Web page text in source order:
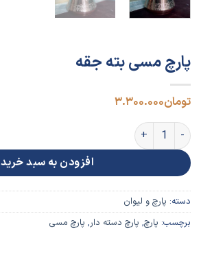
پارچ مسی بته جقه
تومان۳.۳۰۰.۰۰۰
پارچ مسی بته جقه عدد
افزودن به سبد خرید
دسته: پارچ و لیوان
برچسب: پارچ, پارچ دسته دار, پارچ مسی